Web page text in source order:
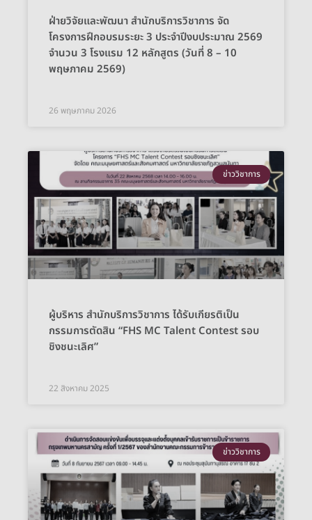
ฝ่ายวิจัยและพัฒนา สำนักบริการวิชาการ จัด
โครงการฝึกอบรมระยะ 3 ประจำปีงบประมาณ 2569
จำนวน 3 โรงแรม 12 หลักสูตร (วันที่ 8 – 10
พฤษภาคม 2569)
26 พฤษภาคม 2026
ข่าววิชาการ
ผู้บริหาร สำนักบริการวิชาการ ได้รับเกียรติเป็น
กรรมการตัดสิน “FHS MC Talent Contest รอบ
ชิงชนะเลิศ”
22 สิงหาคม 2025
ข่าววิชาการ